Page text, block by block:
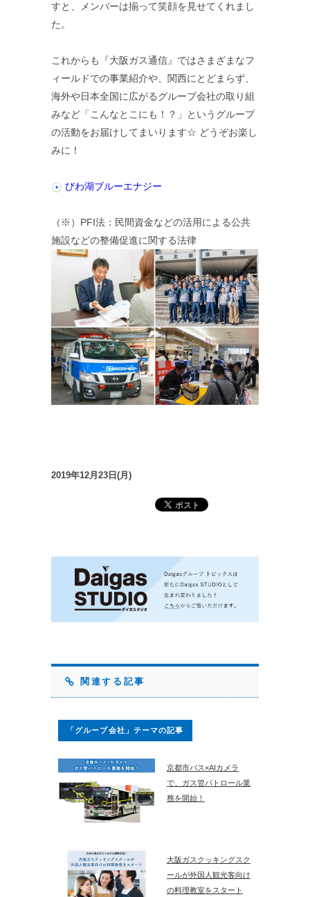
すと、メンバーは揃って笑顔を見せてくれまし
た。
これからも『大阪ガス通信』ではさまざまなフ
ィールドでの事業紹介や、関西にとどまらず、
海外や日本全国に広がるグループ会社の取り組
みなど「こんなとこにも！？」というグループ
の活動をお届けしてまいります☆ どうぞお楽し
みに！
びわ湖ブルーエナジー
（※）PFI法：民間資金などの活用による公共
施設などの整備促進に関する法律
2019年12月23日(月)
関連する記事
「グループ会社」テーマの記事
京都市バス×AIカメラ
で、ガス管パトロール業
務を開始！
大阪ガスクッキングスク
ールが外国人観光客向け
の料理教室をスタート